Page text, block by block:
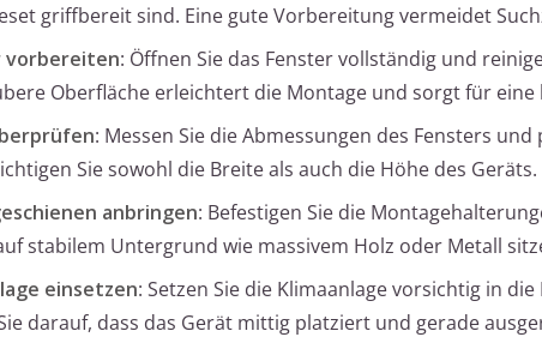
griffbereit sind. Eine gute Vorbereitung vermeidet
vorbereiten: Öffnen Sie das Fenster vollständig und
Oberfläche erleichtert die Montage und sorgt für eine
: Messen Sie die Abmessungen des Fensters
Sie sowohl die Breite als auch die Höhe des Geräts.
anbringen: Befestigen Sie die
stabilem Untergrund wie massivem Holz oder Metall
einsetzen: Setzen Sie die Klimaanlage vorsichtig in
darauf, dass das Gerät mittig platziert und gerade